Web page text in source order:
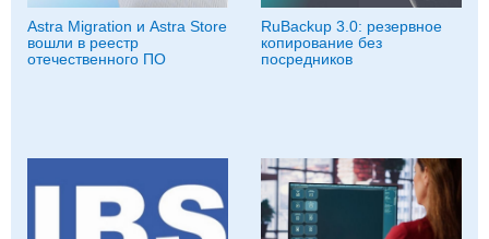
Astra Migration и Astra Store
вошли в реестр
отечественного ПО
RuBackup 3.0: резервное
копирование без
посредников